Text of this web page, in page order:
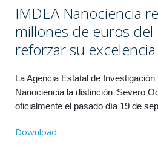
IMDEA Nanociencia
millones de euros del
reforzar su
La Agencia Estatal de
Nanociencia la distinción ‘Severo
oficialmente el pasado día 19 de
Download